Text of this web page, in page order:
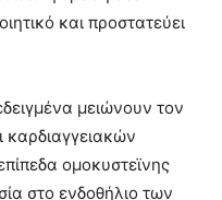
και προστατεύει
μειώνουν τον
καρδιαγγειακών
ομοκυστεϊνης
στο ενδοθήλιο των